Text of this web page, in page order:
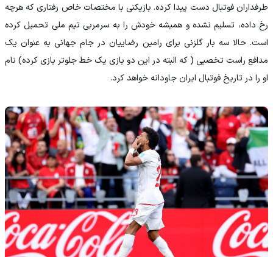
طرفداران فوتبال دست پیدا کرده. بازیکنی با مختصات خاص رفتاری که هرچه
رخ داده، تسلیم نشده و همیشه خودش را به سرمربی تیم ملی تحمیل کرده
است. حالا سه بار گلزنی برای رامین رضاییان در جام جهانی به عنوان یک
مدافع راست تخصیی ( که البته در این دو بازی یک خط جلوتر بازی کرده) نام
او را در تاریخ فوتبال ایران جاودانه خواهد کرد.